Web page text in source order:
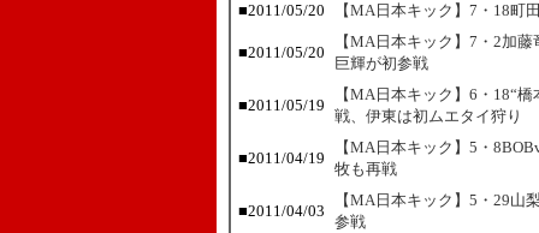
■2011/05/20 【MA日本キック】7・18町
■2011/05/20
【MA日本キック】7・2加
巨輝が初参戦
■2011/05/19
【MA日本キック】6・18“
戦、伊東は初ムエタイ狩り
■2011/04/19
【MA日本キック】5・
牧も再戦
■2011/04/03
【MA日本キック】5・29山
参戦